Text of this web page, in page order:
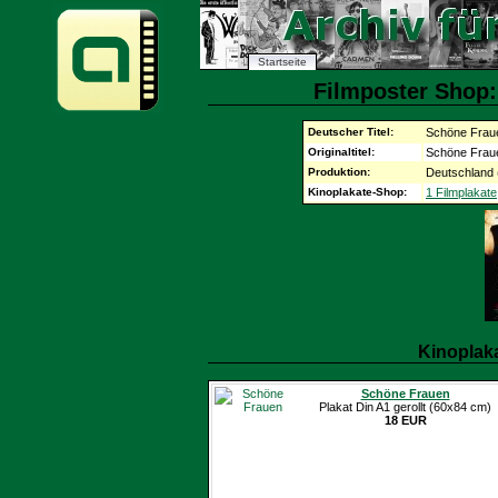
Startseite
Filmposter
Deutscher Titel: Schöne
Originaltitel: Schöne
Produktion: Deutschland
Kinoplakate-Shop: 1 Filmplakate
Schöne Frauen
Plakat Din A1 gerollt (60x84 cm)
18 EUR